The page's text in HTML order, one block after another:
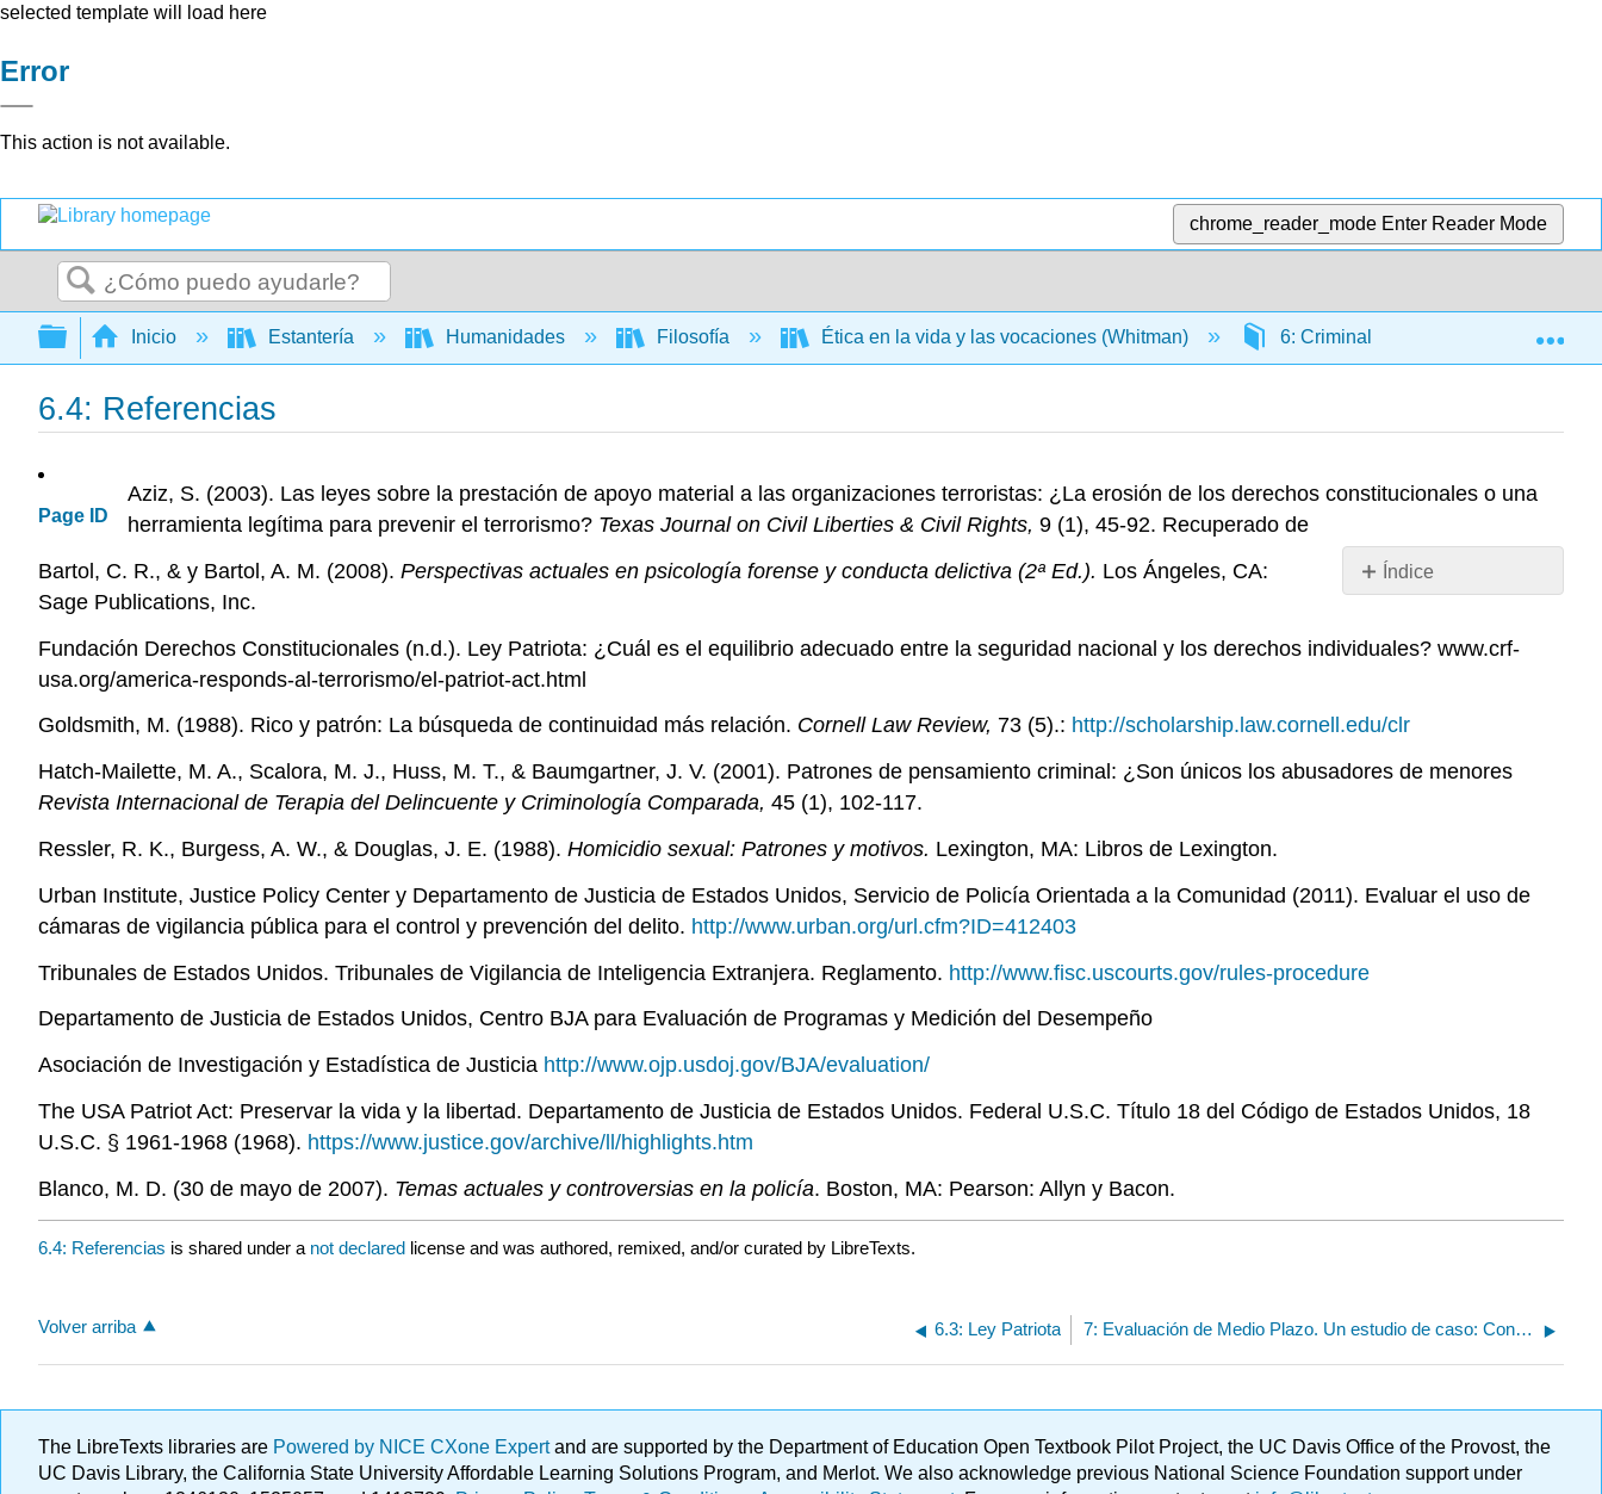
selected template will load here
Error
This action is not available.
chrome_reader_mode Enter Reader Mode
Buscar
Expandir/contraer jerarquía global
Inicio Estantería Humanidades Filosofía Ética en la vida y las vocaciones (Whitman) 6: Criminal v. Perfiles y Vigilancia
6.4: Referencias
Page ID
Índice
Sin
Aziz, S. (2003). Las leyes sobre la prestación de apoyo material a las organizaciones terroristas: ¿La erosión de los derechos constitucionales o una
herramienta legítima para prevenir el terrorismo? Texas Journal on Civil Liberties & Civil Rights, 9 (1), 45-92. Recuperado de
Bartol, C. R., & y Bartol, A. M. (2008). Perspectivas actuales en psicología forense y conducta delictiva (2ª Ed.). Los Ángeles, CA:
Sage Publications, Inc.
Fundación Derechos Constitucionales (n.d.). Ley Patriota: ¿Cuál es el equilibrio adecuado entre la seguridad nacional y los derechos individuales? www.crf-
usa.org/america-responds-al-terrorismo/el-patriot-act.html
Goldsmith, M. (1988). Rico y patrón: La búsqueda de continuidad más relación. Cornell Law Review, 73 (5).: http://scholarship.law.cornell.edu/clr
Hatch-Mailette, M. A., Scalora, M. J., Huss, M. T., & Baumgartner, J. V. (2001). Patrones de pensamiento criminal: ¿Son únicos los abusadores de menores
Revista Internacional de Terapia del Delincuente y Criminología Comparada, 45 (1), 102-117.
Ressler, R. K., Burgess, A. W., & Douglas, J. E. (1988). Homicidio sexual: Patrones y motivos. Lexington, MA: Libros de Lexington.
Urban Institute, Justice Policy Center y Departamento de Justicia de Estados Unidos, Servicio de Policía Orientada a la Comunidad (2011). Evaluar el uso de
cámaras de vigilancia pública para el control y prevención del delito. http://www.urban.org/url.cfm?ID=412403
Tribunales de Estados Unidos. Tribunales de Vigilancia de Inteligencia Extranjera. Reglamento. http://www.fisc.uscourts.gov/rules-procedure
Departamento de Justicia de Estados Unidos, Centro BJA para Evaluación de Programas y Medición del Desempeño
Asociación de Investigación y Estadística de Justicia http://www.ojp.usdoj.gov/BJA/evaluation/
The USA Patriot Act: Preservar la vida y la libertad. Departamento de Justicia de Estados Unidos. Federal U.S.C. Título 18 del Código de Estados Unidos, 18
U.S.C. § 1961-1968 (1968). https://www.justice.gov/archive/ll/highlights.htm
Blanco, M. D. (30 de mayo de 2007). Temas actuales y controversias en la policía. Boston, MA: Pearson: Allyn y Bacon.
6.4: Referencias is shared under a not declared license and was authored, remixed, and/or curated by LibreTexts.
Volver arriba 6.3: Ley Patriota 7: Evaluación de Medio Plazo. Un estudio de caso: Construyendo una política de mejor York: Componente del proyecto
The LibreTexts libraries are Powered by NICE CXone Expertand are supported by the Department of Education Open Textbook Pilot Project, the UC Davis Office of the Provost, the
UC Davis Library, the California State University Affordable Learning Solutions Program, and Merlot. We also acknowledge previous National Science Foundation support under